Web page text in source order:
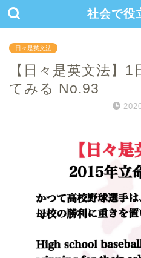
社会で役
日々是英文法
【日々是英文法】
てみる No.93